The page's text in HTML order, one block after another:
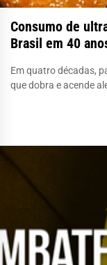
Consumo de
Brasil em 40
Em quatro décadas,
que dobra e acende